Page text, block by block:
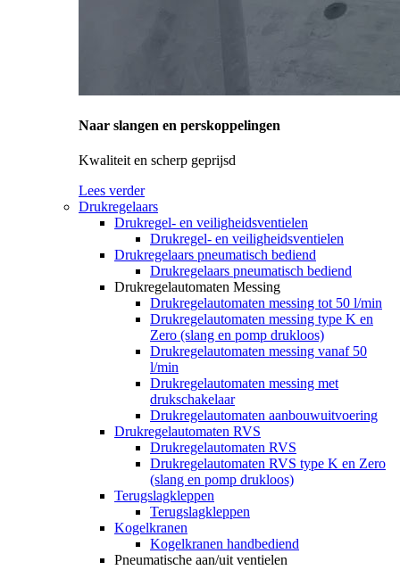
Naar slangen en perskoppelingen
Kwaliteit en scherp geprijsd
Lees verder
Drukregelaars
Drukregel- en veiligheidsventielen
Drukregel- en veiligheidsventielen
Drukregelaars pneumatisch bediend
Drukregelaars pneumatisch bediend
Drukregelautomaten Messing
Drukregelautomaten messing tot 50 l/min
Drukregelautomaten messing type K en
Zero (slang en pomp drukloos)
Drukregelautomaten messing vanaf 50
l/min
Drukregelautomaten messing met
drukschakelaar
Drukregelautomaten aanbouwuitvoering
Drukregelautomaten RVS
Drukregelautomaten RVS
Drukregelautomaten RVS type K en Zero
(slang en pomp drukloos)
Terugslagkleppen
Terugslagkleppen
Kogelkranen
Kogelkranen handbediend
Pneumatische aan/uit ventielen